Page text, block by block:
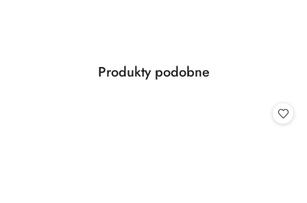
Pomiń karuzelę produktów
Produkty
Produkty podobne